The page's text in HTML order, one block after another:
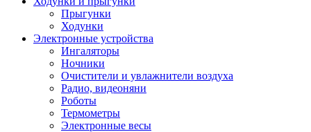
Прыгунки
Ходунки
Электронные устройства
Ингаляторы
Ночники
Очистители и увлажнители воздуха
Радио, видеоняни
Роботы
Термометры
Электронные весы